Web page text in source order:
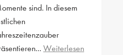
sind. In diesem
Weiterlesen